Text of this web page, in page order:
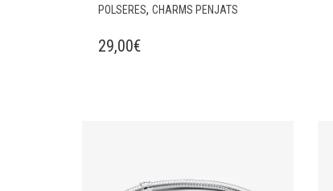
POLSERES, CHARMS PENJATS
29,00€